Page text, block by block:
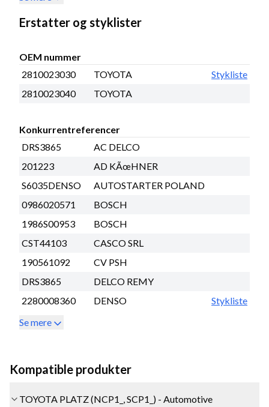
Erstatter og styklister
OEM nummer
2810023030
TOYOTA
Stykliste
2810023040
TOYOTA
Konkurrentreferencer
DRS3865
AC DELCO
201223
AD KÃœHNER
S6035DENSO
AUTOSTARTER POLAND
0986020571
BOSCH
1986S00953
BOSCH
CST44103
CASCO SRL
190561092
CV PSH
DRS3865
DELCO REMY
2280008360
DENSO
Stykliste
Se mere
Kompatible produkter
TOYOTA PLATZ (NCP1_, SCP1_) - Automotive